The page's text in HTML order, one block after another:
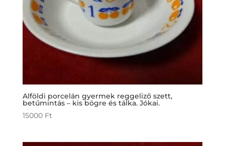
Alföldi porcelán gyermek reggeliző szett,
betűmintás – kis bögre és tálka. Jókai.
15000 Ft